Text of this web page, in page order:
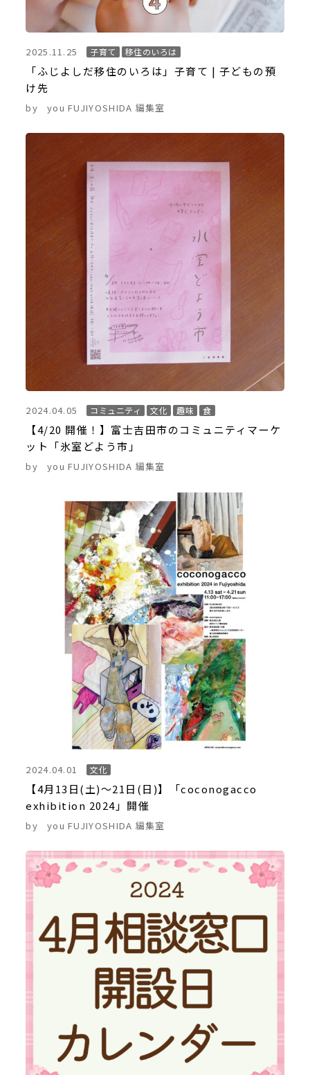
2025.11.25 子育て 移住のいろは
「ふじよしだ移住のいろは」子育て | 子どもの預
け先
by you FUJIYOSHIDA 編集室
2024.04.05 コミュニティ 文化 趣味 食
【4/20 開催！】富士吉田市のコミュニティマーケ
ット「氷室どよう市」
by you FUJIYOSHIDA 編集室
2024.04.01 文化
【4月13日(土)〜21日(日)】「coconogacco
exhibition 2024」開催
by you FUJIYOSHIDA 編集室